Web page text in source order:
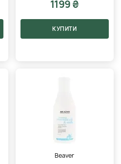
1199 ₴
КУПИТИ
Beaver